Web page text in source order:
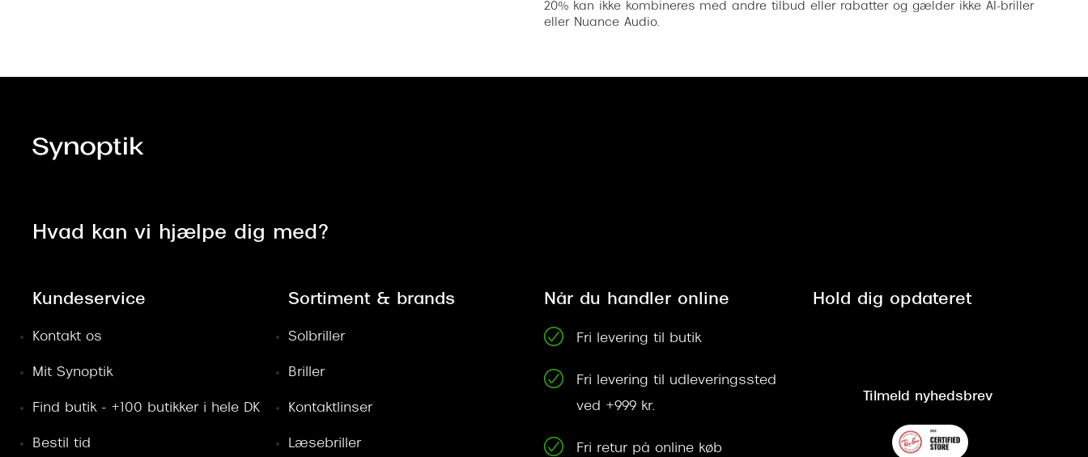
20% kan ikke kombineres med andre tilbud eller rabatter og gælder ikke AI-briller
eller Nuance Audio.
Hvad kan vi hjælpe dig med?
Kundeservice
Kontakt os
Mit Synoptik
Find butik - +100 butikker i hele DK
Bestil tid
Sortiment & brands
Solbriller
Briller
Kontaktlinser
Læsebriller
Når du handler online
Fri levering til butik
Fri levering til udleveringssted
ved +999 kr.
Fri retur på online køb
Hold dig opdateret
Tilmeld nyhedsbrev